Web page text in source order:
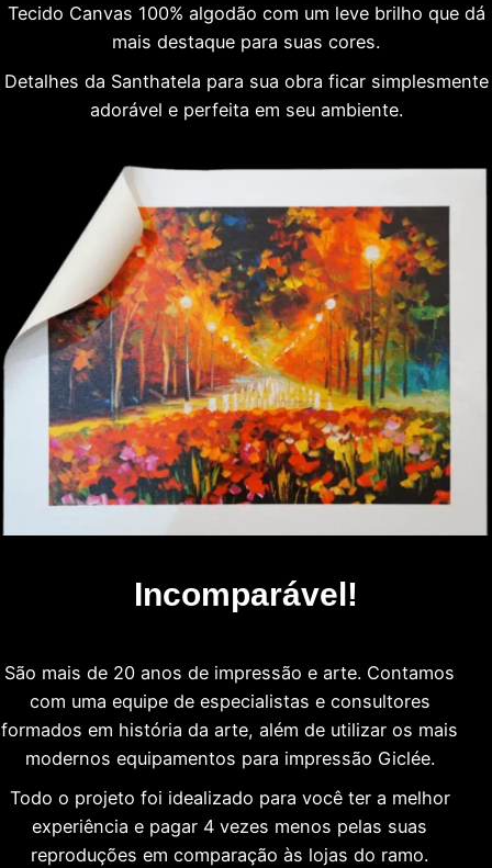
Tecido Canvas 100% algodão com um leve brilho que dá
mais destaque para suas cores.
Detalhes da Santhatela para sua obra ficar simplesmente
adorável e perfeita em seu ambiente.
Incomparável!
São mais de 20 anos de impressão e arte. Contamos
com uma equipe de especialistas e consultores
formados em história da arte, além de utilizar os mais
modernos equipamentos para impressão Giclée.
Todo o projeto foi idealizado para você ter a melhor
experiência e pagar 4 vezes menos pelas suas
reproduções em comparação às lojas do ramo.